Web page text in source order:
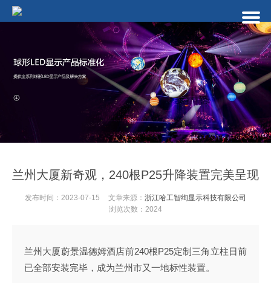
兰州大厦新奇观，240根P25升降装置完美呈现
发布时间：2023-07-15 文章来源： 浙江哈工智绚显示科技有限公司
浏览次数：2024
兰州大厦蔚景温德姆酒店前240根P25定制三角立柱日前
已全部安装完毕，成为兰州市又一地标性装置。